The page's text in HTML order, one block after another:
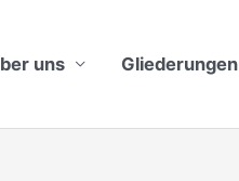
uns Gliederungen